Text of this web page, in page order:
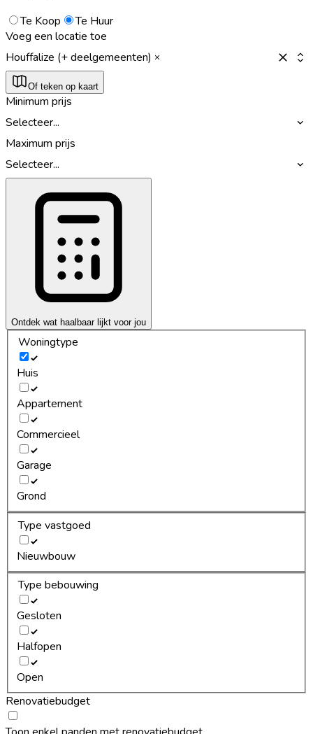
Te Koop
Te Huur
Voeg een locatie toe
Houffalize (+ deelgemeenten)
Of teken op kaart
Minimum prijs
Selecteer...
Maximum prijs
Selecteer...
Ontdek wat haalbaar lijkt voor jou
Woningtype
Huis
Appartement
Commercieel
Garage
Grond
Type vastgoed
Nieuwbouw
Type bebouwing
Gesloten
Halfopen
Open
Renovatiebudget